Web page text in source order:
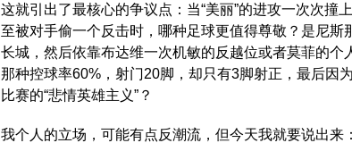
这就引出了最核心的争议点：当“美丽”的进攻一次次撞
至被对手偷一个反击时，哪种足球更值得尊敬？是尼斯
长城，然后依靠布达维一次机敏的反越位或者莫菲的个
那种控球率60%，射门20脚，却只有3脚射正，最后因
比赛的“悲情英雄主义”？
我个人的立场，可能有点反潮流，但今天我就要说出